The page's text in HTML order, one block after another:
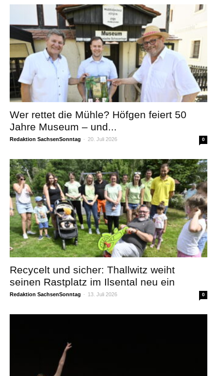
Wer rettet die Mühle? Höfgen feiert 50
Jahre Museum – und...
Redaktion SachsenSonntag - 20. Juli 2026 0
Recycelt und sicher: Thallwitz weiht
seinen Rastplatz im Ilsental neu ein
Redaktion SachsenSonntag - 13. Juli 2026 0